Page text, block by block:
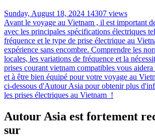
Sunday, August 18, 2024 14307 views
Avant le voyage au Vietnam , il est important
avec les principales spécifications électriques
fréquence et le type de prise électrique au
expérience sans encombre. Comprendre les
locales, les variations de fréquence et la
prises courant vietnam compatibles vous
et à être bien équipé pour votre voyage au
ci-dessous d'Autour Asia pour obtenir plus
les prises électriques au Vietnam !
Autour Asia est fortement
sur